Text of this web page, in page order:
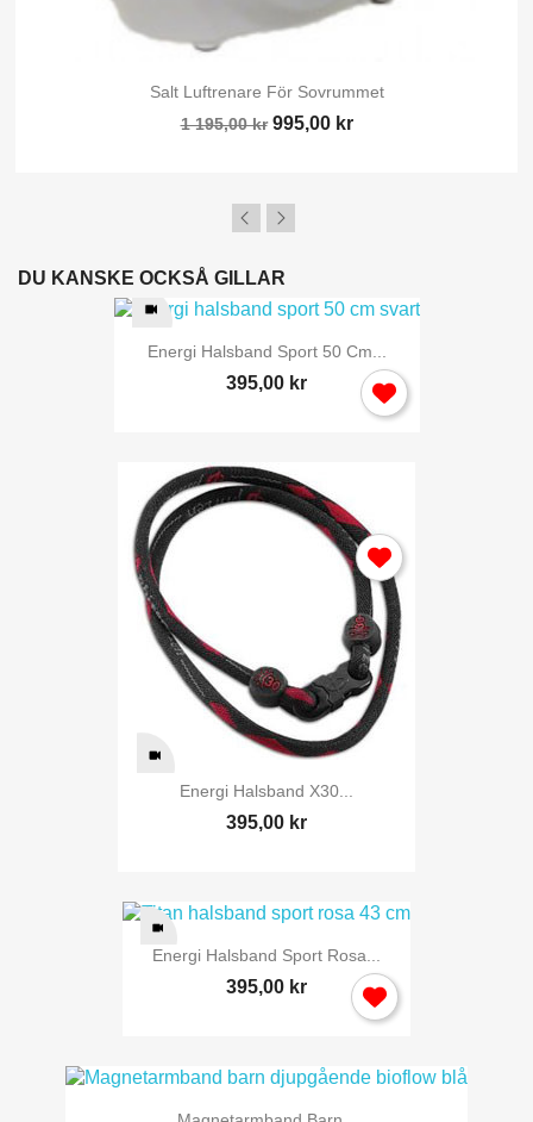
Salt Luftrenare För Sovrummet
1 195,00 kr 995,00 kr
DU KANSKE OCKSÅ GILLAR
Energi Halsband Sport 50 Cm...
395,00 kr
Energi Halsband X30...
395,00 kr
Energi Halsband Sport Rosa...
395,00 kr